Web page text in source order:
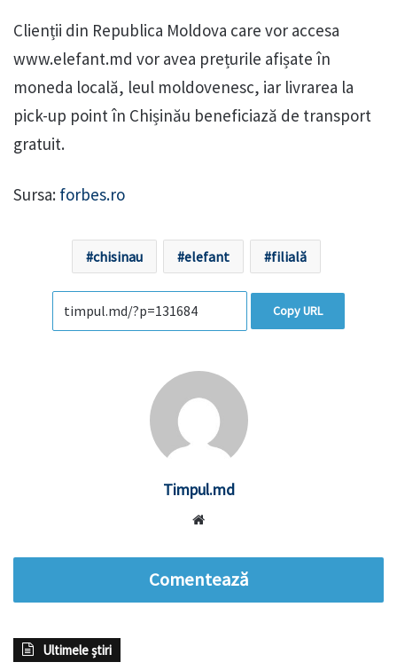
Clienții din Republica Moldova care vor accesa
www.elefant.md vor avea prețurile afișate în
moneda locală, leul moldovenesc, iar livrarea la
pick-up point în Chișinău beneficiază de transport
gratuit.
Sursa: forbes.ro
chisinau elefant filială
Copy URL
Timpul.md
Comentează
Ultimele știri